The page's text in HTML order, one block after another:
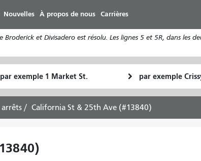
au
contenu
principal
Nouvelles À propos de nous Carrières
Broderick et Divisadero est résolu. Les lignes 5 et 5R, dans les
final
je
California St & 25th Ave (#13840)